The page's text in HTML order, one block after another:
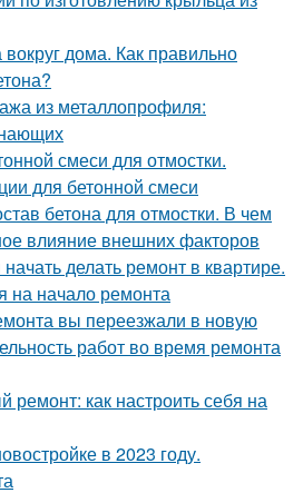
дома. Как правильно
из металлопрофиля:
смеси для отмостки.
для бетонной смеси
бетона для отмостки. В чем
влияние внешних факторов
начать делать ремонт в квартире.
на начало ремонта
вы переезжали в новую
работ во время ремонта
как настроить себя на
в 2023 году.